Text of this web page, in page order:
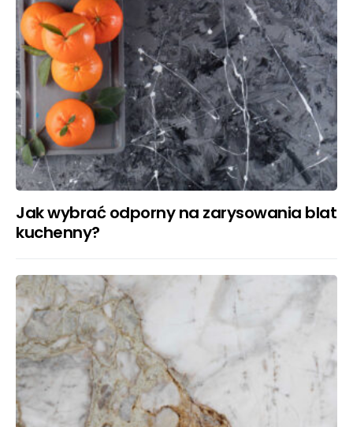
Jak wybrać odporny na zarysowania blat
kuchenny?